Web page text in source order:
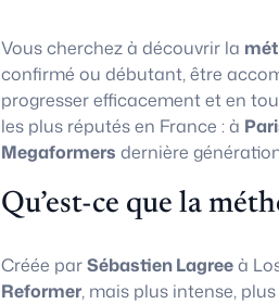
Vous cherchez à découvrir la
confirmé ou débutant, être
progresser efficacement et en
les plus réputés en France : à
Megaformers dernière
Qu’est-ce que la
Créée parSébastien Lagreeà
Reformer, mais plus intense,